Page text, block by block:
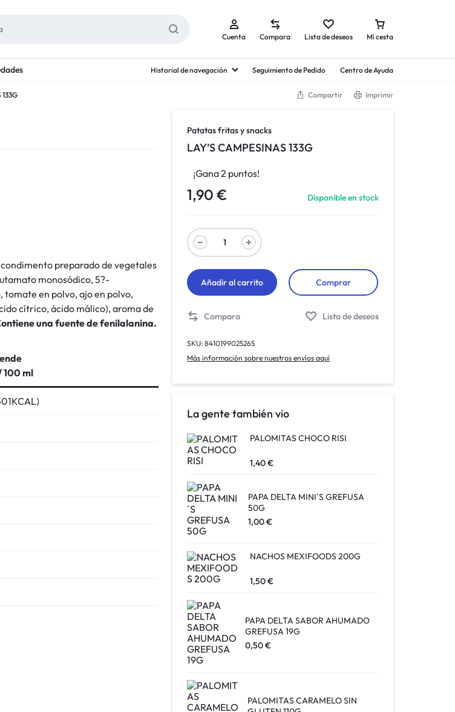
Cuenta Compara Lista de deseos Mi cesta
Historial de navegación Seguimiento de Pedido Centro de Ayuda
133G Compartir Imprimir
Patatas fritas y snacks
LAY’S CAMPESINAS 133G
¡Gana 2 puntos!
1,90 € Disponible en stock
Añadir al carrito Comprar
Compara Lista de deseos
SKU: 8410199025265
Más información sobre nuestros envíos aquí
La gente también vio
PALOMITAS CHOCO RISI
1,40€
PAPA DELTA MINI´S GREFUSA
50G
1,00€
NACHOS MEXIFOODS 200G
1,50€
PAPA DELTA SABOR AHUMADO
GREFUSA 19G
0,50€
PALOMITAS CARAMELO SIN
preparado de vegetales
monosódico, 5?-
en polvo, ajo en polvo,
cítrico, ácido málico), aroma de
una fuente de fenilalanina.
100 ml